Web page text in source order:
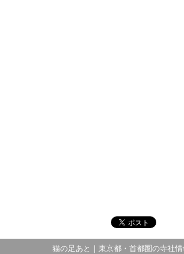
猫の足あと｜東京都・首都圏の寺社情